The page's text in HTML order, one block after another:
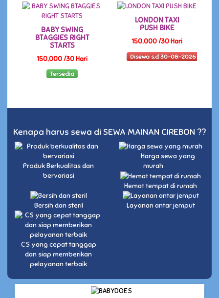
BABY SWING
BTAGGIES RIGHT
STARTS
150,000 /30 Hari
Tersedia
LONDON TAXI
PUSH BIKE
150,000 /30 Hari
Disewa s.d 30-08-2026
Kenapa harus sewa di SEWA MAINAN CIREBON ??
Produk Berkualitas dan
bervariasi
Harga sewa yang
murah
Hemat tempat di rumah
Bersih dan steril Layanan antar jemput
CS yang cepat tanggap
dan siap memberikan
pelayanan terbaik